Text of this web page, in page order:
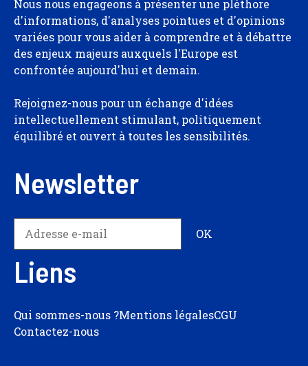
Nous nous engageons à présenter une pléthore
d'informations, d'analyses pointues et d'opinions
variées pour vous aider à comprendre et à débattre
des enjeux majeurs auxquels l'Europe est
confrontée aujourd'hui et demain.
Rejoignez-nous pour un échange d'idées
intellectuellement stimulant, politiquement
équilibré et ouvert à toutes les sensibilités.
Newsletter
Liens
Qui sommes-nous ?Mentions légalesCGU
Contactez-nous